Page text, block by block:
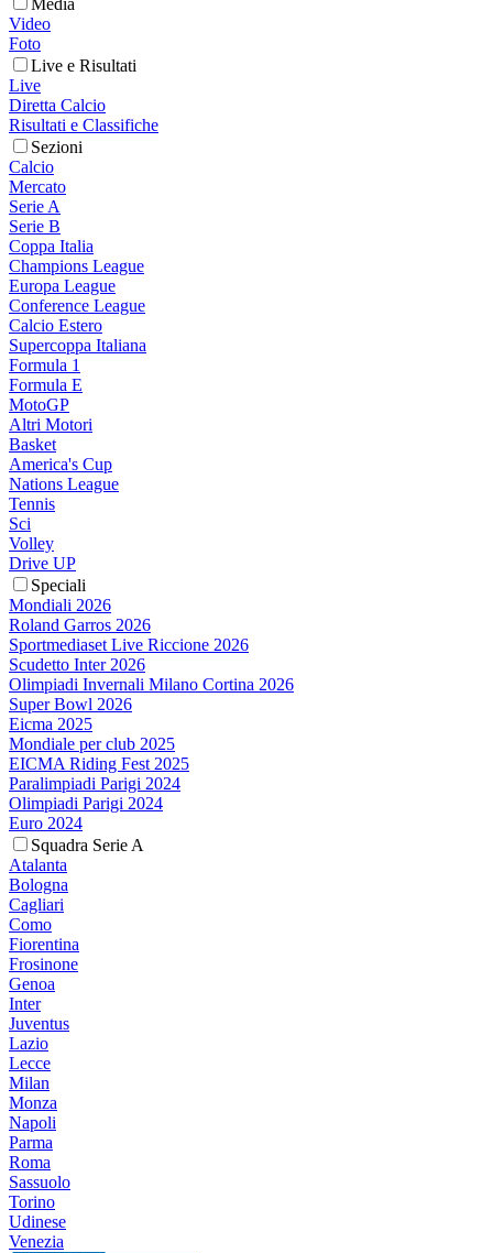
Media
Video
Foto
Live e Risultati
Live
Diretta Calcio
Risultati e Classifiche
Sezioni
Calcio
Mercato
Serie A
Serie B
Coppa Italia
Champions League
Europa League
Conference League
Calcio Estero
Supercoppa Italiana
Formula 1
Formula E
MotoGP
Altri Motori
Basket
America's Cup
Nations League
Tennis
Sci
Volley
Drive UP
Speciali
Mondiali 2026
Roland Garros 2026
Sportmediaset Live Riccione 2026
Scudetto Inter 2026
Olimpiadi Invernali Milano Cortina 2026
Super Bowl 2026
Eicma 2025
Mondiale per club 2025
EICMA Riding Fest 2025
Paralimpiadi Parigi 2024
Olimpiadi Parigi 2024
Euro 2024
Squadra Serie A
Atalanta
Bologna
Cagliari
Como
Fiorentina
Frosinone
Genoa
Inter
Juventus
Lazio
Lecce
Milan
Monza
Napoli
Parma
Roma
Sassuolo
Torino
Udinese
Venezia